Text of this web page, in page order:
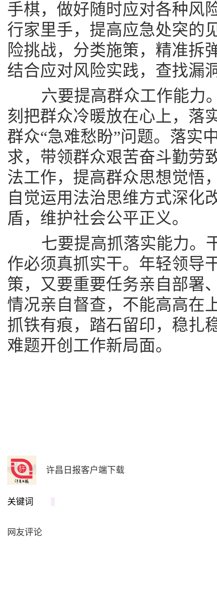
手棋，做好随时应对各种风
行家里手，提高应急处突的
险挑战，分类施策，精准拆
结合应对风险实践，查找漏
六要提高群众工作能力
刻把群众冷暖放在心上，落
群众“急难愁盼”问题。落实
求，带领群众艰苦奋斗勤劳
法工作，提高群众思想觉悟
自觉运用法治思维方式深化
盾，维护社会公平正义。
七要提高抓落实能力。
作必须真抓实干。年轻领导
策，又要重要任务亲自部署
情况亲自督查，不能高高在
抓铁有痕，踏石留印，稳扎
难题开创工作新局面。
许昌日报客户端下载
关键词
网友评论